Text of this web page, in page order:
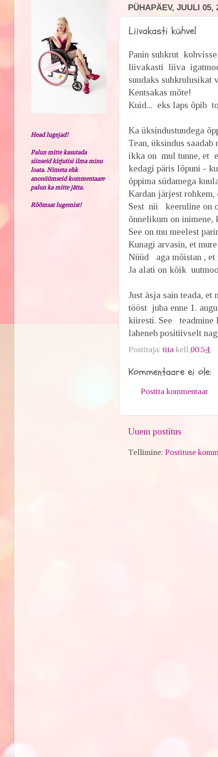
PÜHAPÄEV, JUULI 05,
Liivakasti kühvel
Panin suhkrut
liivakasti liiva
suudaks suhkrulusikat
Kentsakas mõte!
Kuid... eks laps õpib
Ka üksindustundega
Tean, üksindus
ikka on mul tunne, et
kedagi päris lõpuni -
õppima südamega
Kardan järjest rohkem,
Sest nii keeruline on
õnnelikum on inimene,
See on mu meelest
Kunagi arvasin, et
Nüüd aga mõistan , et
Ja alati on kõik
Just äsja sain teada,
tööst juba enne 1.
kiiresti. See
laheneb positiivselt
Postitaja:tiia kell 00:54
Kommentaare ei ole:
Postita kommentaar
Uuem postitus
Tellimine:Postituse
Head lugejad!
Palun mitte kasutada
siinseid kirjutisi ilma minu
loata. Nimeta ehk
anonüümseid kommentaare
palun ka mitte jätta.
Rõõmsat lugemist!